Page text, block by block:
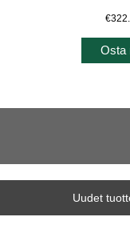
Osta
Uudet